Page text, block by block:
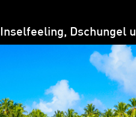
Dschungel